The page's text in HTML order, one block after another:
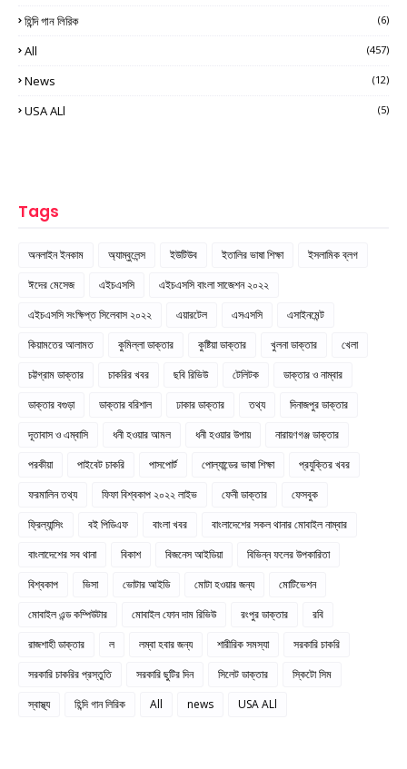
হিন্দি গান লিরিক (6)
All (457)
News (12)
USA ALl (5)
Tags
অনলাইন ইনকাম অ্যাম্বুলেন্স ইউটিউব ইতালির ভাষা শিক্ষা
ইসলামিক ব্লগ
ঈদের মেসেজ
এইচএসসি
এইচএসসি বাংলা সাজেশন ২০২২
এইচএসসি সংক্ষিপ্ত সিলেবাস ২০২২
এয়ারটেল এসএসসি
এসাইনমেন্ট
কিয়ামতের আলামত
কুমিল্লা ডাক্তার কুষ্টিয়া ডাক্তার খুলনা ডাক্তার
খেলা
চট্টগ্রাম ডাক্তার
চাকরির খবর ছবি রিভিউ টেলিটক
ডাক্তার ও নাম্বার
ডাক্তার বগুড়া
ডাক্তার বরিশাল ঢাকার ডাক্তার তথ্য
দিনাজপুর ডাক্তার
দূতাবাস ও এম্বাসি
ধনী হওয়ার আমল ধনী হওয়ার উপায়
নারায়ণগঞ্জ ডাক্তার
পরকীয়া
পাইবেট চাকরি পাসপোর্ট পোল্যান্ডের ভাষা শিক্ষা
প্রযুক্তির খবর
ফরমালিন তথ্য
ফিফা বিশ্বকাপ ২০২২ লাইভ ফেনী ডাক্তার
ফেসবুক
ফ্রিল্যান্সিং
বই পিডিএফ বাংলা খবর
বাংলাদেশের সকল থানার মোবাইল নাম্বার
বাংলাদেশের সব থানা
বিকাশ বিজনেস আইডিয়া
বিভিন্ন ফলের উপকারিতা
বিশ্বকাপ
ভিসা ভোটার আইডি মোটা হওয়ার জন্য
মোটিভেশন
মোবাইল এন্ড কম্পিউটার
মোবাইল ফোন দাম রিভিউ রংপুর ডাক্তার
রবি
রাজশাহী ডাক্তার
ল লম্বা হবার জন্য শারীরিক সমস্যা
সরকারি চাকরি
সরকারি চাকরির প্রস্তুতি
সরকারি ছুটির দিন সিলেট ডাক্তার
স্কিটো সিম
স্বাস্থ্য
হিন্দি গান লিরিক All news USA ALl